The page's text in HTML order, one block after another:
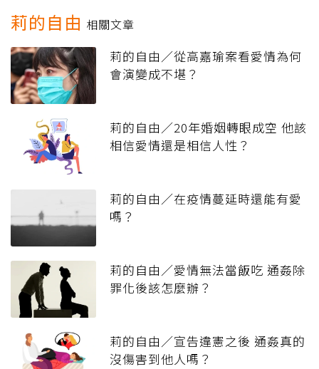
莉的自由 相關文章
莉的自由／從高嘉瑜案看愛情為何
會演變成不堪？
莉的自由／20年婚姻轉眼成空 他該
相信愛情還是相信人性？
莉的自由／在疫情蔓延時還能有愛
嗎？
莉的自由／愛情無法當飯吃 通姦除
罪化後該怎麼辦？
莉的自由／宣告違憲之後 通姦真的
沒傷害到他人嗎？